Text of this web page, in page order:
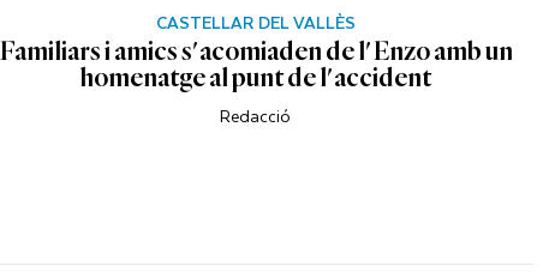
CASTELLAR DEL VALLÈS
Familiars i amics s'acomiaden de l'Enzo amb un
homenatge al punt de l'accident
Redacció